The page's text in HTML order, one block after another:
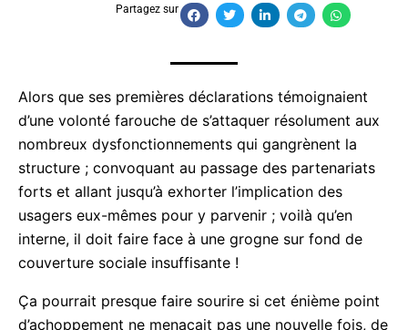
Alors que ses premières déclarations témoignaient
d’une volonté farouche de s’attaquer résolument
aux nombreux dysfonctionnements qui gangrènent
la structure ; convoquant au passage des
partenariats forts et allant jusqu’à exhorter
l’implication des usagers eux-mêmes pour y
parvenir ; voilà qu’en interne, il doit faire face à une
!